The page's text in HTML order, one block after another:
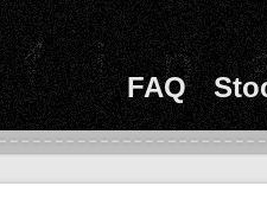
FAQ